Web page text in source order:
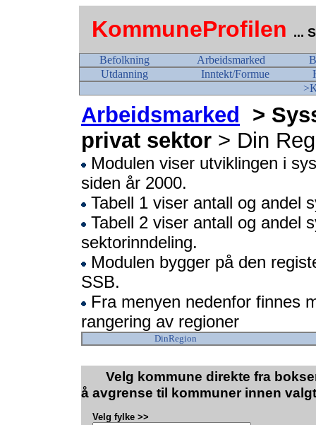
KommuneProfilen ...
Befolkning Arbeidsmarked
Utdanning
Inntekt/Formue
Arbeidsmarked >
privat sektor > Din
Modulen viser utviklingen i
siden år 2000.
Tabell 1 viser antall og andel
Tabell 2 viser antall og andel
sektorinndeling.
Modulen bygger på den
SSB.
Fra menyen nedenfor finnes
rangering av regioner
DinRegion
Velg kommune direkte fra
å avgrense til kommuner innen
Velg fylke >>